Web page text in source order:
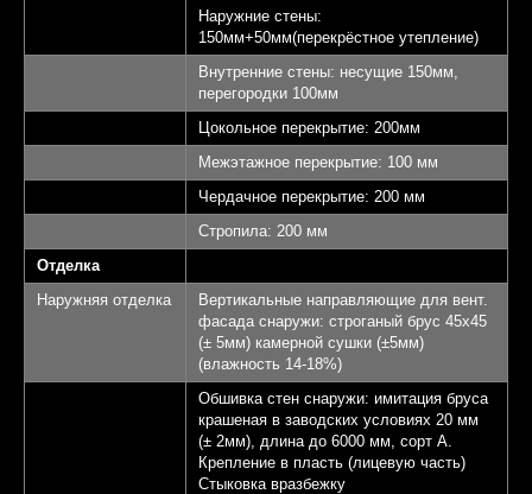
Наружние стены:
150мм+50мм(перекрёстное утепление)
Внутренние стены: несущие 150мм,
перегородки 100мм
Цокольное перекрытие: 200мм
Межэтажное перекрытие: 100 мм
Чердачное перекрытие: 200 мм
Стропила: 200 мм
Отделка
Наружняя отделка
Вертикальные направляющие для вент.
фасада снаружи: строганый брус 45х45
(± 5мм) камерной сушки (±5мм)
(влажность 14-18%)
Обшивка стен снаружи: имитация бруса
крашеная в заводских условиях 20 мм
(± 2мм), длина до 6000 мм, сорт А.
Крепление в пласть (лицевую часть)
Стыковка вразбежку
Площадь 145,32 кв.м.
Выставочный
дом "Алмаз"
Спален - 3
Санузлов - 2
Терраса - 22,28 кв.м.
4
КП Афинеево Парк
Апрелевка 20 км от
6
Записаться на экскурсию